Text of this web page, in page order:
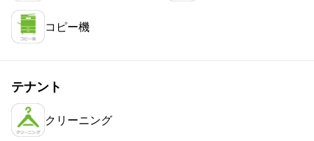
コピー機
テナント
クリーニング